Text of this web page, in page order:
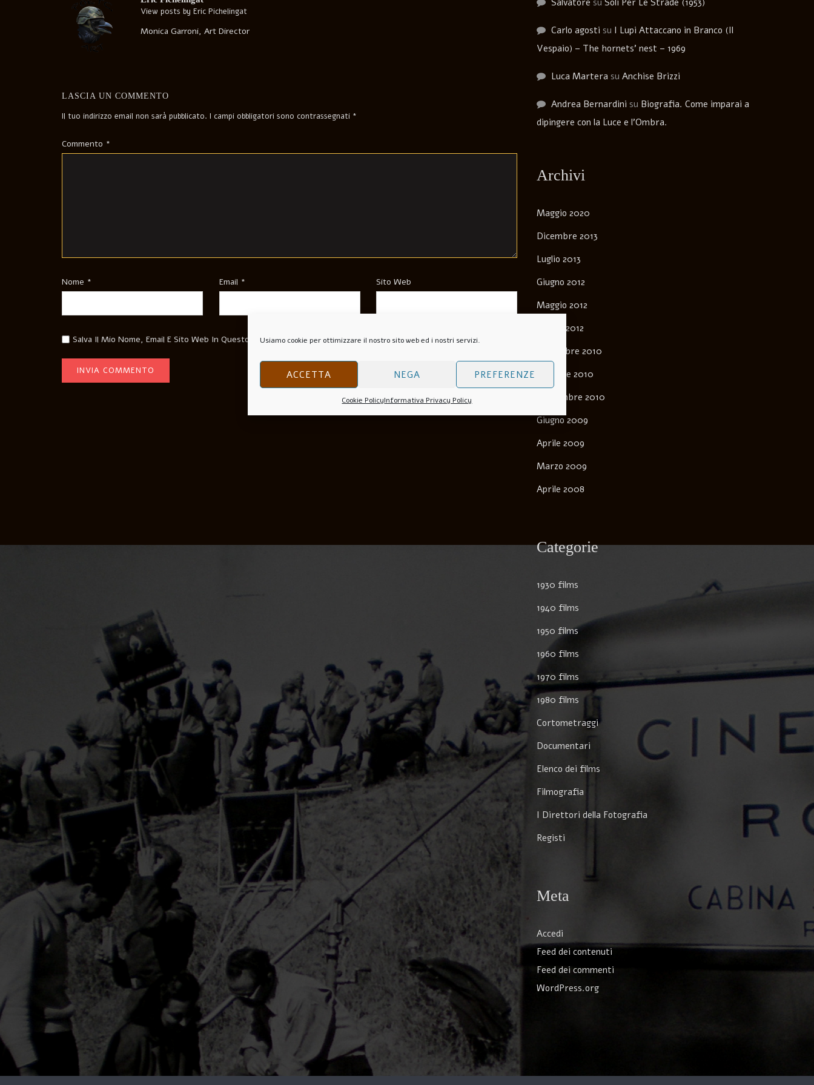
Usiamo cookie per ottimizzare il nostro sito web ed i nostri servizi.
ACCETTA NEGA PREFERENZE
Cookie PolicyInformativa Privacy Policy
View posts by Eric Pichelingat
Monica Garroni, Art Director
LASCIA UN COMMENTO
Il tuo indirizzo email non sarà pubblicato. I campi obbligatori sono contrassegnati *
Commento *
Nome * Email * Sito Web
Salva Il Mio Nome, Email E Sito Web In Questo Browser Per La Prossima Volta Che Commento.
Salvatore su Soli Per Le Strade (1953)
Carlo agosti su I Lupi Attaccano in Branco (Il
Vespaio) – The hornets’ nest – 1969
Luca Marterasu Anchise Brizzi
Andrea Bernardini su Biografia. Come imparai a
dipingere con la Luce e l’Ombra.
Archivi
Maggio 2020
Dicembre 2013
Luglio 2013
Giugno 2012
Maggio 2012
Marzo 2012
Novembre 2010
Ottobre 2010
Settembre 2010
Giugno 2009
Aprile 2009
Marzo 2009
Aprile 2008
Categorie
1930 films
1940 films
1950 films
1960 films
1970 films
1980 films
Cortometraggi
Documentari
Elenco dei films
Filmografia
I Direttori della Fotografia
Registi
Meta
Accedi
Feed dei contenuti
Feed dei commenti
WordPress.org